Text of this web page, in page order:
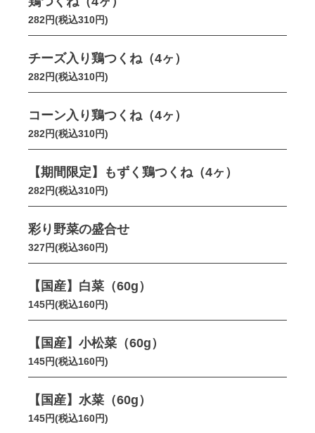
282円(税込310円)
チーズ入り鶏つくね（4ヶ）
282円(税込310円)
コーン入り鶏つくね（4ヶ）
282円(税込310円)
【期間限定】もずく鶏つくね（4ヶ）
282円(税込310円)
彩り野菜の盛合せ
327円(税込360円)
【国産】白菜（60g）
145円(税込160円)
【国産】小松菜（60g）
145円(税込160円)
【国産】水菜（60g）
145円(税込160円)